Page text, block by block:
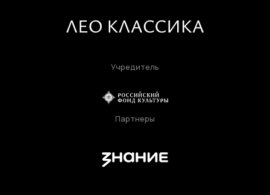
Учредитель
Партнеры